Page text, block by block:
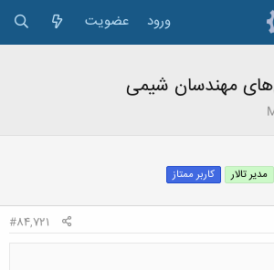
ورود عضویت
مهندسان شیمی
مدیر تالار کاربر ممتاز
#84,721